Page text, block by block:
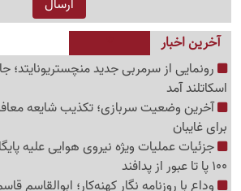
آخرین اخبار
رونمایی از سرمربی جدید منچستریونایتد؛
اسکاتلند آمد
آخرین وضعیت سربازی؛ تکذیب شایعه
برای غایبان
جزئیات عملیات ویژه نیروی هوایی علیه
100 پا تا عبور از پدافند
وداع با روزنامه نگار کهنه‌کار؛ ابوالقاسم